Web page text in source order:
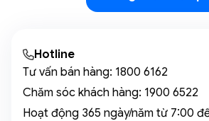
Hotline
Tư vấn bán hàng: 1800 6162
Chăm sóc khách hàng: 1900 6522
Hoạt động 365 ngày/năm từ 7:00